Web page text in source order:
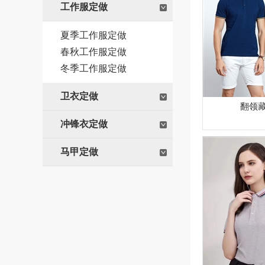
工作服定做
夏季工作服定做
春秋工作服定做
冬季工作服定做
卫衣定做
冲锋衣定做
马甲定做
翻领